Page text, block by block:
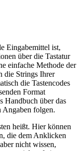
Eingabemittel ist,
über die Tastatur
einfache Methode der
die Strings Ihrer
die Tastencodes
Format
Handbuch über das
Angaben folgen.
heißt. Hier können
die dem Anklicken
nicht wissen,